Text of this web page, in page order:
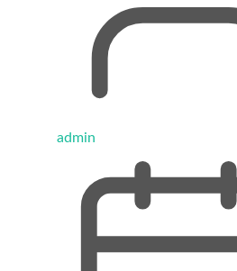
admin